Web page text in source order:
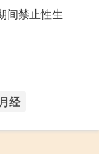
间禁止性生
月经